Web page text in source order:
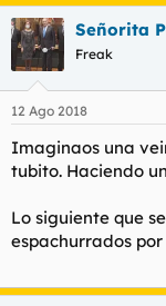
Señorita
Freak
12 Ago 2018
Imaginaos una
tubito. Haciendo
Lo siguiente que
espachurrados